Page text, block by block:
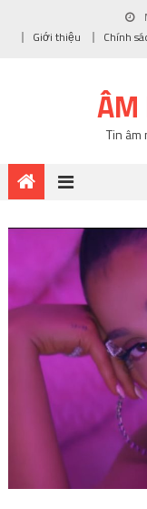
Giới thiệu
Chính
ÂM
Tin âm